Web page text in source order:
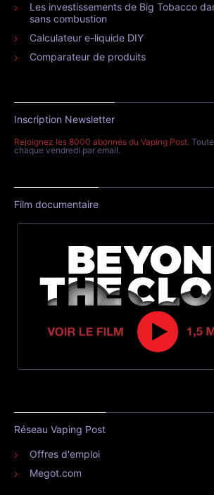
Les investissements de Big Tobacco
sans combustion
Calculateur e-liquide DIY
Comparateur de produits
Inscription Newsletter
Rejoignez les 8000 abonnés du Vaping Post.
chaque vendredi par email.
Film documentaire
Réseau Vaping Post
Offres d'emploi
Megot.com